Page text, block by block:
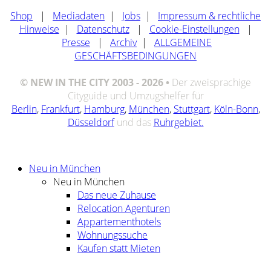
Shop | Mediadaten | Jobs | Impressum & rechtliche
Hinweise | Datenschutz | Cookie-Einstellungen
|
Presse | Archiv | ALLGEMEINE
GESCHÄFTSBEDINGUNGEN
© NEW IN THE CITY 2003 - 2026 • Der zweisprachige
Cityguide und Umzugshelfer für
Berlin, Frankfurt, Hamburg, München, Stuttgart, Köln-Bonn,
Düsseldorf und das Ruhrgebiet.
Neu in München
Neu in München
Das neue Zuhause
Relocation Agenturen
Appartementhotels
Wohnungssuche
Kaufen statt Mieten